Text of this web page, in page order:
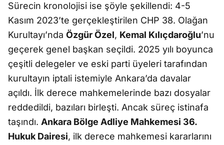
Sürecin kronolojisi ise şöyle şekillendi: 4-5
Kasım 2023’te gerçekleştirilen CHP 38. Olağan
Kurultayı’nda Özgür Özel, Kemal Kılıçdaroğlu’nu
geçerek genel başkan seçildi. 2025 yılı boyunca
çeşitli delegeler ve eski parti üyeleri tarafından
kurultayın iptali istemiyle Ankara’da davalar
açıldı. İlk derece mahkemelerinde bazı dosyalar
reddedildi, bazıları birleşti. Ancak süreç istinafa
taşındı. Ankara Bölge Adliye Mahkemesi 36.
Hukuk Dairesi, ilk derece mahkemesi kararlarını